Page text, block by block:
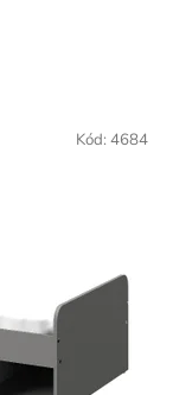
Kód: 4684